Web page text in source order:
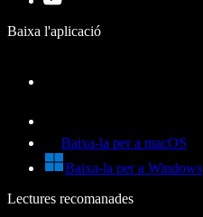
Baixa l'aplicació
Baixa-la per a macOS
Baixa-la per a Windows
Lectures recomanades